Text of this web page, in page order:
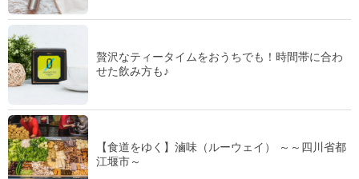
贅沢なティータイムをおうちでも！時間帯に合わ
せた飲み方も♪
【食道をゆく】滷味（ルーウェイ） ～～四川省都
江堰市～